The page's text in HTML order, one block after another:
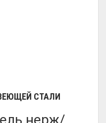
СТАЛИ